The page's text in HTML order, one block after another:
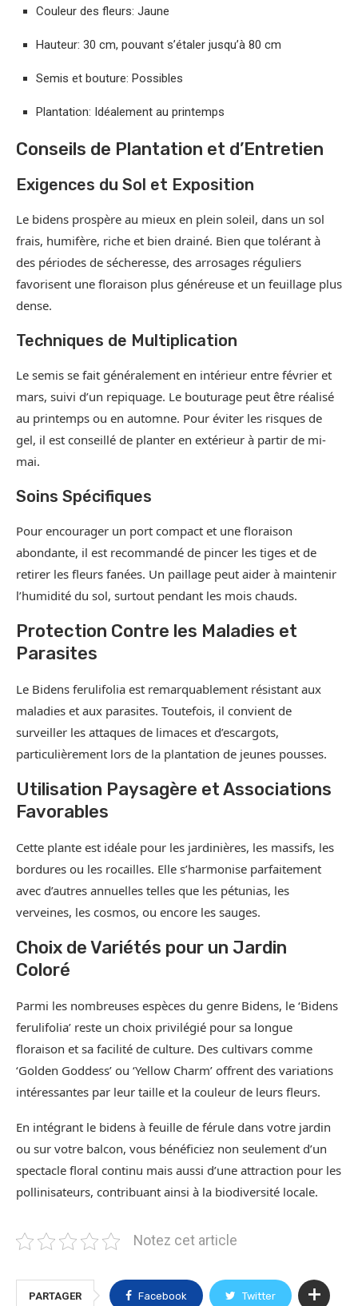
Couleur des fleurs: Jaune
Hauteur: 30 cm, pouvant s’étaler jusqu’à 80 cm
Semis et bouture: Possibles
Plantation: Idéalement au printemps
Conseils de Plantation et d’Entretien
Exigences du Sol et Exposition
Le bidens prospère au mieux en plein soleil, dans un sol
frais, humifère, riche et bien drainé. Bien que tolérant à
des périodes de sécheresse, des arrosages réguliers
favorisent une floraison plus généreuse et un feuillage plus
dense.
Techniques de Multiplication
Le semis se fait généralement en intérieur entre février et
mars, suivi d’un repiquage. Le bouturage peut être réalisé
au printemps ou en automne. Pour éviter les risques de
gel, il est conseillé de planter en extérieur à partir de mi-
mai.
Soins Spécifiques
Pour encourager un port compact et une floraison
abondante, il est recommandé de pincer les tiges et de
retirer les fleurs fanées. Un paillage peut aider à maintenir
l’humidité du sol, surtout pendant les mois chauds.
Protection Contre les Maladies et
Parasites
Le Bidens ferulifolia est remarquablement résistant aux
maladies et aux parasites. Toutefois, il convient de
surveiller les attaques de limaces et d’escargots,
particulièrement lors de la plantation de jeunes pousses.
Utilisation Paysagère et Associations
Favorables
Cette plante est idéale pour les jardinières, les massifs, les
bordures ou les rocailles. Elle s’harmonise parfaitement
avec d’autres annuelles telles que les pétunias, les
verveines, les cosmos, ou encore les sauges.
Choix de Variétés pour un Jardin
Coloré
Parmi les nombreuses espèces du genre Bidens, le ‘Bidens
ferulifolia’ reste un choix privilégié pour sa longue
floraison et sa facilité de culture. Des cultivars comme
‘Golden Goddess’ ou ‘Yellow Charm’ offrent des variations
intéressantes par leur taille et la couleur de leurs fleurs.
En intégrant le bidens à feuille de férule dans votre jardin
ou sur votre balcon, vous bénéficiez non seulement d’un
spectacle floral continu mais aussi d’une attraction pour les
pollinisateurs, contribuant ainsi à la biodiversité locale.
Notez cet article
PARTAGER Facebook Twitter